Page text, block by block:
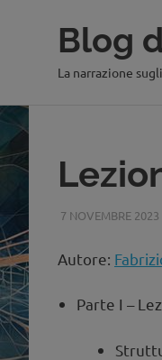
Salta
contenuto
Blog
La narrazione
7 NOVEMBRE 2023
Autore:
Parte I –